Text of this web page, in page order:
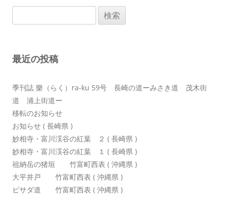
ン
索:
最近の投稿
季刊誌 樂（らく）ra-ku 59号 長崎の道ーみさき道 茂木街
道 浦上街道ー
移転のお知らせ
お知らせ ( 長崎県 )
妙相寺・富川渓谷の紅葉 ２ ( 長崎県 )
妙相寺・富川渓谷の紅葉 １ ( 長崎県 )
祖納岳の猪垣 竹富町西表 ( 沖縄県 )
大平井戸 竹富町西表 ( 沖縄県 )
ピサダ道 竹富町西表 ( 沖縄県 )